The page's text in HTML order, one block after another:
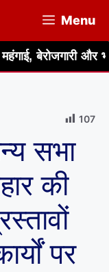
Menu
और भ्रष्टाचार के
107
सभा
की
पर